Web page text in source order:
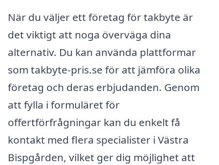
När du väljer ett företag för takbyte är
det viktigt att noga överväga dina
alternativ. Du kan använda plattformar
som takbyte-pris.se för att jämföra olika
företag och deras erbjudanden. Genom
att fylla i formuläret för
offertförfrågningar kan du enkelt få
kontakt med flera specialister i Västra
Bispgården, vilket ger dig möjlighet att